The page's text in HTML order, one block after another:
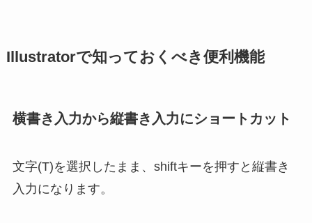
Illustratorで知っておくべき便利機能
横書き入力から縦書き入力にショートカット
文字(T)を選択したまま、shiftキーを押すと縦書き
入力になります。